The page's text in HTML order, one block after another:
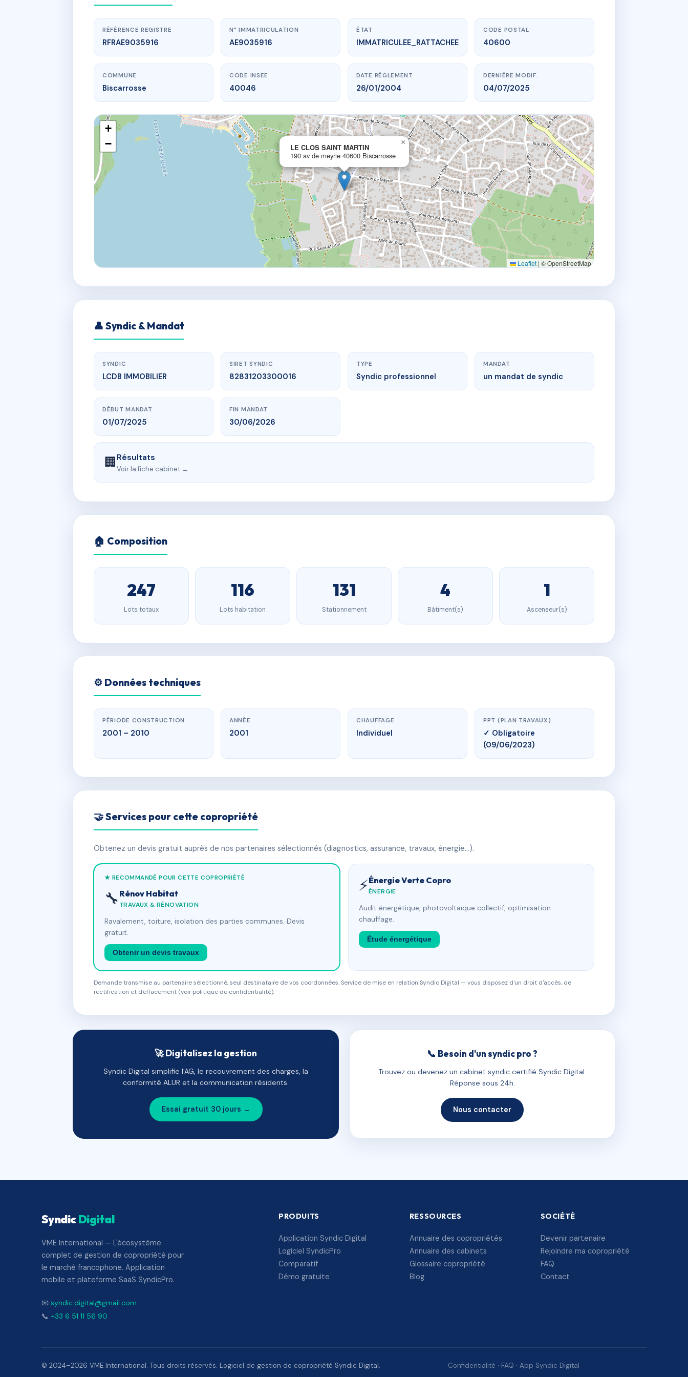
www.vme.plus/AE9035916
LE CLOS SAINT MARTIN
190 av de meyrie40600 Biscarrosse
RÉFÉRENCE REGISTRE
RFRAE9035916
N° IMMATRICULATION
AE9035916
ÉTAT
IMMATRICULEE_RATTACHEE
CODE POSTAL
40600
COMMUNE
Biscarrosse
CODE INSEE
40046
DATE RÈGLEMENT
26/01/2004
DERNIÈRE MODIF.
04/07/2025
LE CLOS SAINT MARTIN
190 av de meyrie 40600 Biscarrosse
×
+
−
Leaflet | © OpenStreetMap
👤 Syndic & Mandat
SYNDIC
LCDB IMMOBILIER
SIRET SYNDIC
82831203300016
TYPE
Syndic professionnel
MANDAT
un mandat de syndic
DÉBUT MANDAT
01/07/2025
FIN MANDAT
30/06/2026
🏢Résultats
Voir la fiche cabinet →
🏠 Composition
247
Lots totaux
116
Lots habitation
131
Stationnement
4
Bâtiment(s)
1
Ascenseur(s)
⚙️ Données techniques
PÉRIODE CONSTRUCTION
2001 – 2010
ANNÉE
2001
CHAUFFAGE
Individuel
PPT (PLAN TRAVAUX)
✓ Obligatoire
(09/06/2023)
🤝 Services pour cette copropriété
Obtenez un devis gratuit auprès de nos partenaires sélectionnés (diagnostics, assurance, travaux, énergie…).
★ RECOMMANDÉ POUR CETTE COPROPRIÉTÉ
🔧 Rénov Habitat
TRAVAUX & RÉNOVATION
Ravalement, toiture, isolation des parties communes. Devis
gratuit.
Obtenir un devis travaux
⚡Énergie Verte Copro
ÉNERGIE
Audit énergétique, photovoltaïque collectif, optimisation
chauffage.
Étude énergétique
Demande transmise au partenaire sélectionné, seul destinataire de vos coordonnées. Service de mise en relation Syndic Digital — vous disposez d'un droit d'accès, de
rectification et d'effacement (voir politique de confidentialité).
🚀 Digitalisez la gestion
Syndic Digital simplifie l'AG, le recouvrement des charges, la
conformité ALUR et la communication résidents.
Essai gratuit 30 jours →
📞 Besoin d'un syndic pro ?
Trouvez ou devenez un cabinet syndic certifié Syndic Digital.
Réponse sous 24h.
Nous contacter
SyndicDigital
VME International — L'écosystème
complet de gestion de copropriété pour
le marché francophone. Application
mobile et plateforme SaaS SyndicPro.
📧 syndic.digital@gmail.com
📞 +33 6 51 11 56 90
PRODUITS
Application Syndic Digital
Logiciel SyndicPro
Comparatif
Démo gratuite
RESSOURCES
Annuaire des copropriétés
Annuaire des cabinets
Glossaire copropriété
Blog
SOCIÉTÉ
Devenir partenaire
Rejoindre ma copropriété
FAQ
Contact
© 2024–2026 VME International. Tous droits réservés. Logiciel de gestion de copropriété Syndic Digital. Confidentialité · FAQ · App Syndic Digital